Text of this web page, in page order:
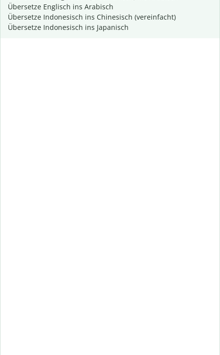
Übersetze Englisch ins Arabisch
Übersetze Indonesisch ins Chinesisch (vereinfacht)
Übersetze Indonesisch ins Japanisch